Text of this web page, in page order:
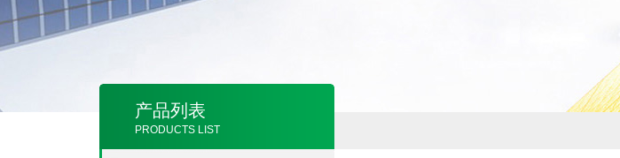
产品列表
PRODUCTS LIST